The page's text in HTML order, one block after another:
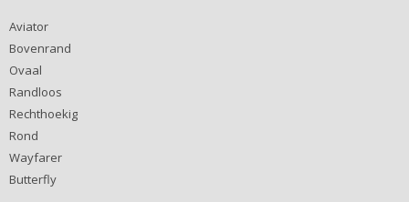
Aviator
Bovenrand
Ovaal
Randloos
Rechthoekig
Rond
Wayfarer
Butterfly